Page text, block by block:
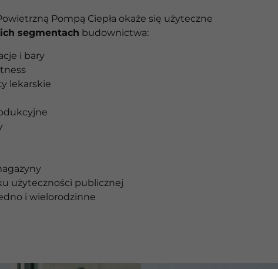
Pompą Ciepła okaże się użyteczne
segmentach budownictwa:
i bary
lekarskie
użyteczności publicznej
i wielorodzinne